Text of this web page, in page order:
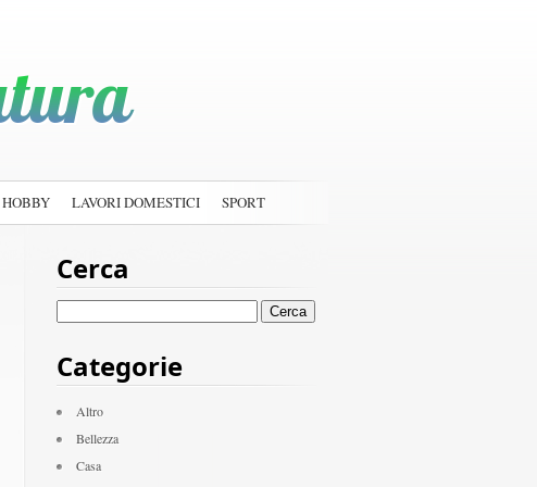
HOBBY LAVORI DOMESTICI SPORT
Cerca
Categorie
Altro
Bellezza
Casa